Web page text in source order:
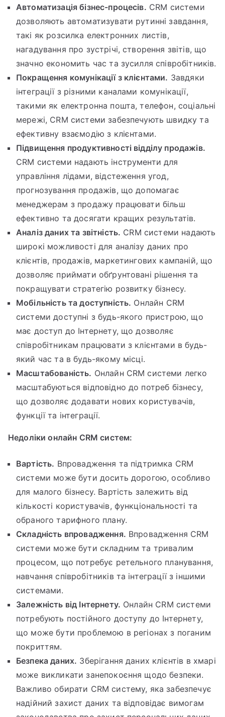
Автоматизація бізнес-процесів. CRM системи
дозволяють автоматизувати рутинні завдання,
такі як розсилка електронних листів,
нагадування про зустрічі, створення звітів, що
значно економить час та зусилля співробітників.
Покращення комунікації з клієнтами. Завдяки
інтеграції з різними каналами комунікації,
такими як електронна пошта, телефон, соціальні
мережі, CRM системи забезпечують швидку та
ефективну взаємодію з клієнтами.
Підвищення продуктивності відділу продажів.
CRM системи надають інструменти для
управління лідами, відстеження угод,
прогнозування продажів, що допомагає
менеджерам з продажу працювати більш
ефективно та досягати кращих результатів.
Аналіз даних та звітність. CRM системи надають
широкі можливості для аналізу даних про
клієнтів, продажів, маркетингових кампаній, що
дозволяє приймати обґрунтовані рішення та
покращувати стратегію розвитку бізнесу.
Мобільність та доступність. Онлайн CRM
системи доступні з будь-якого пристрою, що
має доступ до Інтернету, що дозволяє
співробітникам працювати з клієнтами в будь-
який час та в будь-якому місці.
Масштабованість. Онлайн CRM системи легко
масштабуються відповідно до потреб бізнесу,
що дозволяє додавати нових користувачів,
функції та інтеграції.
Недоліки онлайн CRM систем:
Вартість. Впровадження та підтримка CRM
системи може бути досить дорогою, особливо
для малого бізнесу. Вартість залежить від
кількості користувачів, функціональності та
обраного тарифного плану.
Складність впровадження. Впровадження CRM
системи може бути складним та тривалим
процесом, що потребує ретельного планування,
навчання співробітників та інтеграції з іншими
системами.
Залежність від Інтернету. Онлайн CRM системи
потребують постійного доступу до Інтернету,
що може бути проблемою в регіонах з поганим
покриттям.
Безпека даних. Зберігання даних клієнтів в хмарі
може викликати занепокоєння щодо безпеки.
Важливо обирати CRM систему, яка забезпечує
надійний захист даних та відповідає вимогам